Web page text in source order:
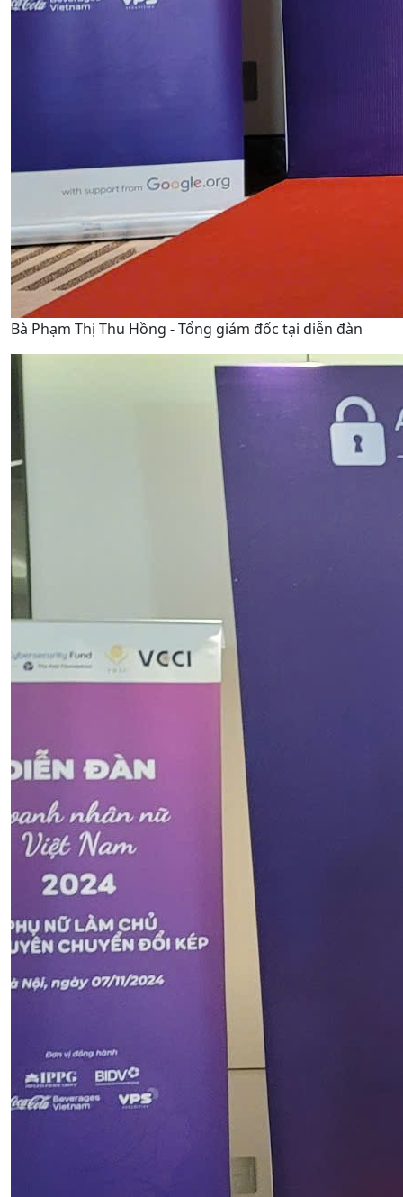
Bà Phạm Thị Thu Hồng - Tổng giám đốc tại diễn đàn